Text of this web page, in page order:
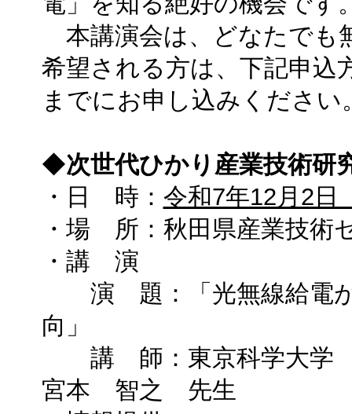
本講演会は、どなたでも
希望される方は、下記申込
までにお申し込みください
◆次世代ひかり産業技術研
・日 時： 令和7年12月2日
・場 所：秋田県産業技術
・講 演
演 題：「光無線給電が
向」
講 師：東京科学大
宮本 智之 先生